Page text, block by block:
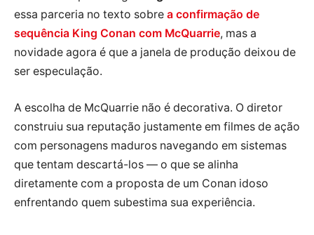
essa parceria no texto sobre a confirmação de
sequência King Conan com McQuarrie, mas a
novidade agora é que a janela de produção deixou de
ser especulação.
A escolha de McQuarrie não é decorativa. O diretor
construiu sua reputação justamente em filmes de ação
com personagens maduros navegando em sistemas
que tentam descartá-los — o que se alinha
diretamente com a proposta de um Conan idoso
enfrentando quem subestima sua experiência.